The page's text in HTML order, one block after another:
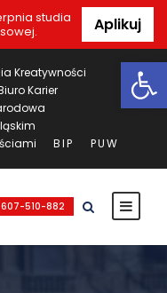
studia
Aplikuj
Kreatywności
Karier
BIP PUW
607-510-882